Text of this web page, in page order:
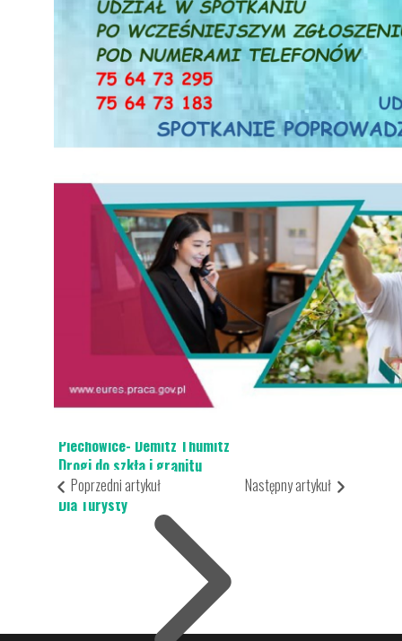
Miejski Ośrodek Pomocy Społecznej
Zakład Usług Komunalnych
Strategie i programy
Zarządzanie kryzysowe
organizacje pozarządowe
Informator Piechowicki
Kontakt z urzędnikiem i Radą Miasta / E-SESJA
Dostępność
Cmentarz komunalny
Budżet obywatelski
Projekty UE
Piechowice- Demitz Thumitz
Drogi do szkła i granitu
Dla Turysty
Poprzedni artykuł Następny artykuł